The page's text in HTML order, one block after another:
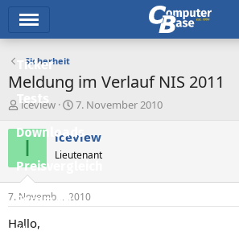
Ticker
Tests
Downloads
Preisvergleich
Forum
Aktuelles
Sicherheit
Meldung im Verlauf NIS 2011
E
s
e
l
e
r
iceview
E
s
e
l
t
7. November 2010
I iceview
Lieutenant
7. November 2010
Hallo,